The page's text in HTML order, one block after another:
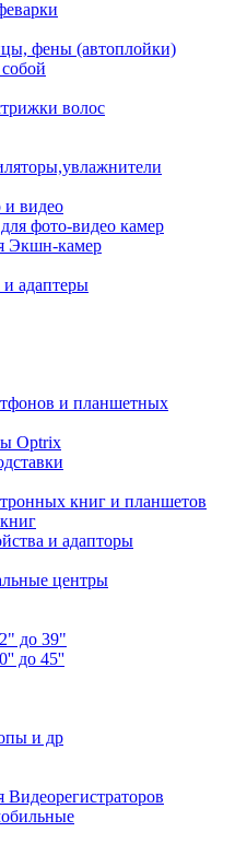
фены (автоплойки)
волос
и видео
фото-видео камер
Экшн-камер
и адаптеры
и планшетных
Optrix
книг и планшетов
и адапторы
центры
до 39"
до 45''
и др
Видеорегистраторов